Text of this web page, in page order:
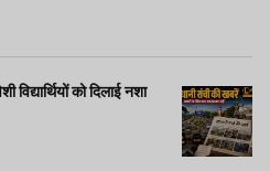
को दिलाई नशा